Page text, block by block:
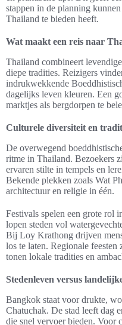
stappen in de planning
Thailand te bieden heeft.
Wat maakt een reis naar
Thailand combineert
diepe tradities. Reizigers
indrukwekkende
dagelijks leven kleuren. Een
marktjes als bergdorpen te
Culturele diversiteit en
De overwegend
ritme in Thailand. Bezoekers
ervaren stilte in tempels en
Bekende plekken zoals Wat
architectuur en religie in één.
Festivals spelen een grote rol
lopen steden vol
Bij Loy Krathong drijven
los te laten. Regionale
tonen lokale tradities en
Stedenleven versus
Bangkok staat voor drukte,
Chatuchak. De stad leeft dag
die snel vervoer bieden. Voor